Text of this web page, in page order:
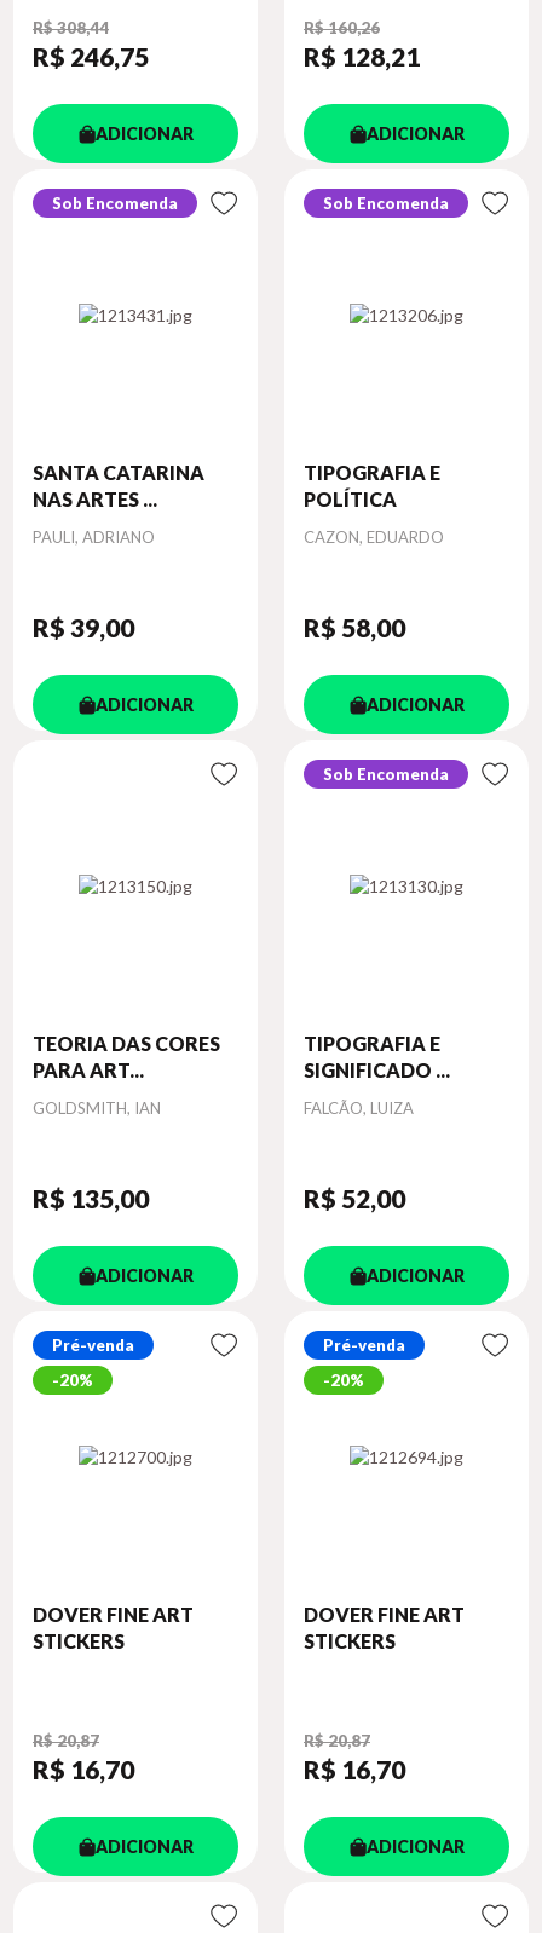
R$ 308,44
R$ 246,75
ADICIONAR
R$ 160,26
R$ 128,21
ADICIONAR
Sob Encomenda
SANTA CATARINA
NAS ARTES ...
Autor
PAULI, ADRIANO
R$ 39,00
ADICIONAR
Sob Encomenda
TIPOGRAFIA E
POLÍTICA
Autor
CAZON, EDUARDO
R$ 58,00
ADICIONAR
TEORIA DAS CORES
PARA ART...
Autor
GOLDSMITH, IAN
R$ 135,00
ADICIONAR
Sob Encomenda
TIPOGRAFIA E
SIGNIFICADO ...
Autor
FALCÃO, LUIZA
R$ 52,00
ADICIONAR
Pré-venda
20%
DOVER FINE ART
STICKERS
R$ 20,87
R$ 16,70
ADICIONAR
Pré-venda
20%
DOVER FINE ART
STICKERS
R$ 20,87
R$ 16,70
ADICIONAR